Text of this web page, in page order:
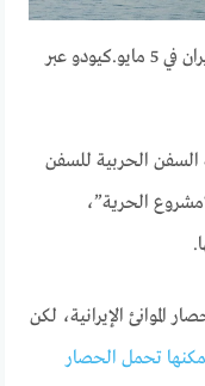
مايو.
كيودو عبر
السفن الحربية للسفن
الحرية”،
الموانئ الإيرانية، لكن
تحمل الحصار